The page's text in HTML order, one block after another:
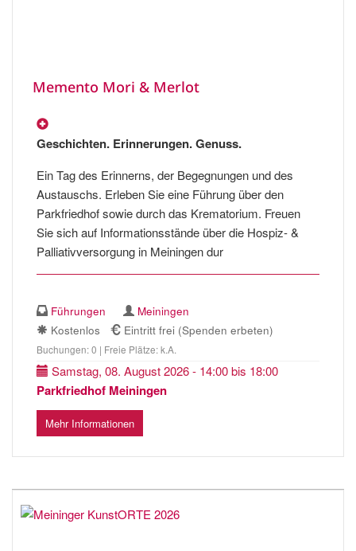
Memento Mori & Merlot
Geschichten. Erinnerungen. Genuss.
Ein Tag des Erinnerns, der Begegnungen und des
Austauschs. Erleben Sie eine Führung über den
Parkfriedhof sowie durch das Krematorium. Freuen
Sie sich auf Informationsstände über die Hospiz- &
Palliativversorgung in Meiningen dur
Führungen
Meiningen
Kostenlos
Eintritt frei (Spenden erbeten)
Buchungen: 0 | Freie Plätze: k.A.
Samstag, 08. August 2026 - 14:00 bis 18:00
Parkfriedhof Meiningen
Mehr Informationen